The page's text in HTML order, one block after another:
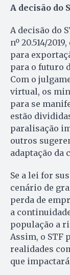
A decisão do
A decisão do
nº 20.514/
para
para o futuro
Com o
virtual, os
para se
estão
paralisação
outros
adaptação da
Se a lei for
cenário de
perda de
a
população a
Assim, o STF
realidades
que